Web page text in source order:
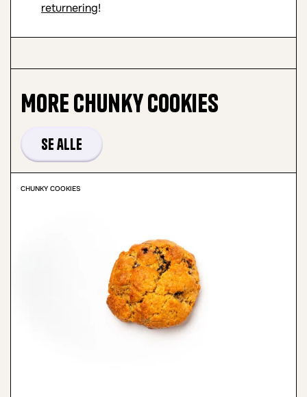
returnering!
MoreChunky Cookies
Se alle
CHUNKY COOKIES